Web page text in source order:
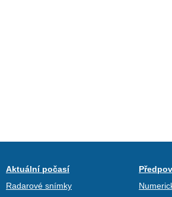
Aktuální počasí
Radarové snímky